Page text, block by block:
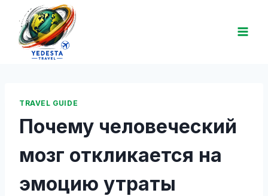
TRAVEL GUIDE
Почему человеческий
мозг откликается на
эмоцию утраты